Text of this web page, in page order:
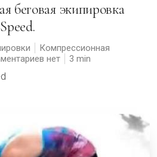
Компрессионная
нет 3